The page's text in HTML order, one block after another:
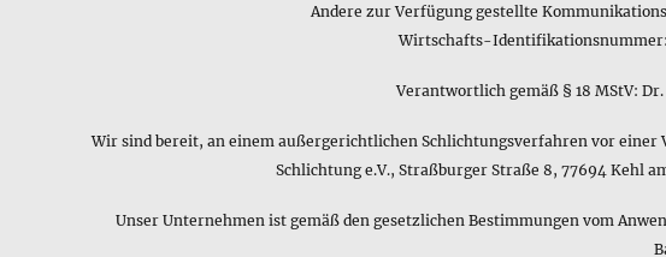
Andere zur Verfügung gestellte
Wirtschafts-Identifikationsnummer:
Verantwortlich gemäß § 18 MStV:
Wir sind bereit, an einem außergerichtlichen Schlichtungsverfahren vor
Schlichtung e.V., Straßburger Straße 8, 77694 Kehl
Unser Unternehmen ist gemäß den gesetzlichen Bestimmungen vom